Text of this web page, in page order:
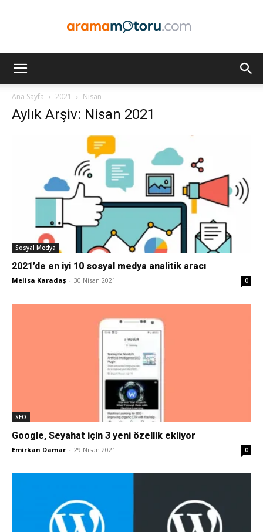
Optimizasyonu
–
SEO,
Ana Sayfa 2021 Nisan
Aylık Arşiv: Nisan 2021
Sosyal Medya
2021’de en iyi 10 sosyal medya analitik aracı
Melisa Karadaş - 30 Nisan 2021 0
SEO
Google, Seyahat için 3 yeni özellik ekliyor
Emirkan Damar - 29 Nisan 2021 0